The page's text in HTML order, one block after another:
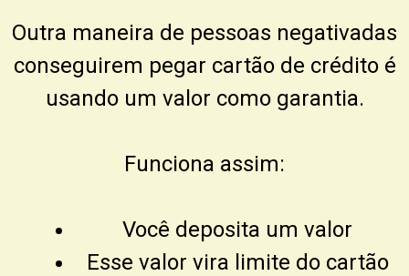
Outra maneira de pessoas negativadas
conseguirem pegar cartão de crédito é
usando um valor como garantia.
Funciona assim:
Você deposita um valor
Esse valor vira limite do cartão